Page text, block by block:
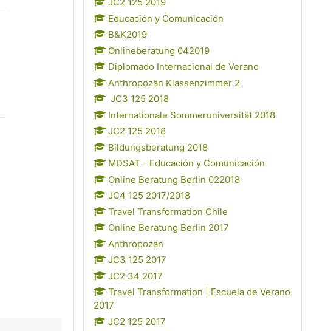
Educación y Comunicación
B&K2019
Onlineberatung 042019
Diplomado Internacional de Verano
Anthropozän Klassenzimmer 2
JC3 125 2018
Internationale Sommeruniversität 2018
JC2 125 2018
Bildungsberatung 2018
MDSAT - Educación y Comunicación
Online Beratung Berlin 022018
JC4 125 2017/2018
Travel Transformation Chile
Online Beratung Berlin 2017
Anthropozän
JC3 125 2017
JC2 34 2017
Travel Transformation | Escuela de Verano
2017
JC2 125 2017